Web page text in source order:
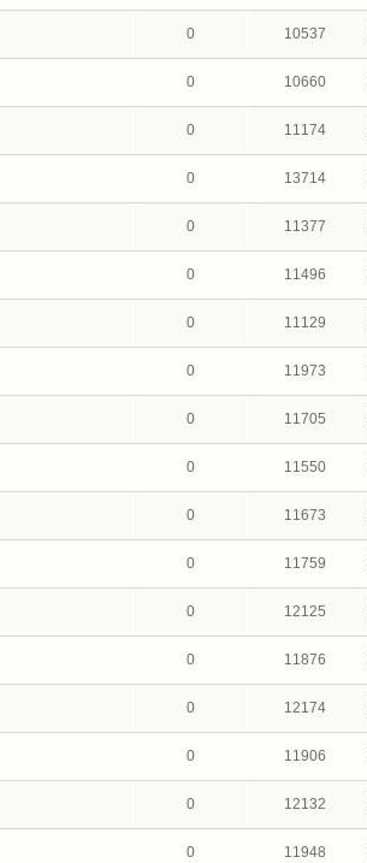
0 10537
0 10660
0 11174
0 13714
0 11377
0 11496
0 11129
0 11973
0 11705
0 11550
0 11673
0 11759
0 12125
0 11876
0 12174
0 11906
0 12132
0 11948